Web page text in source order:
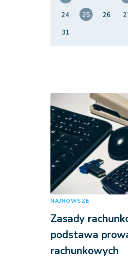
24
25 26
31
NAJNOWSZE
Zasady
podstawa
rachunkowych